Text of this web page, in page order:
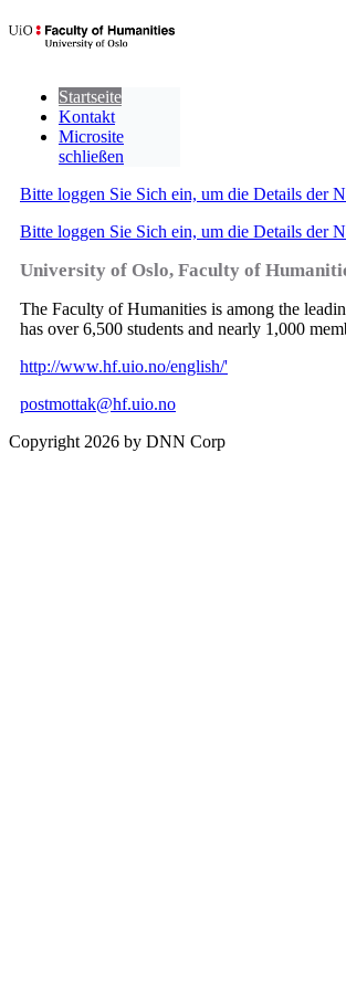
Startseite
Kontakt
Microsite
schließen
Bitte loggen Sie Sich ein, um die Details der
Bitte loggen Sie Sich ein, um die Details der
University of Oslo, Faculty of
The Faculty of Humanities is among the
has over 6,500 students and nearly 1,000
http://www.hf.uio.no/english/'
postmottak@hf.uio.no
Copyright 2026 by DNN Corp